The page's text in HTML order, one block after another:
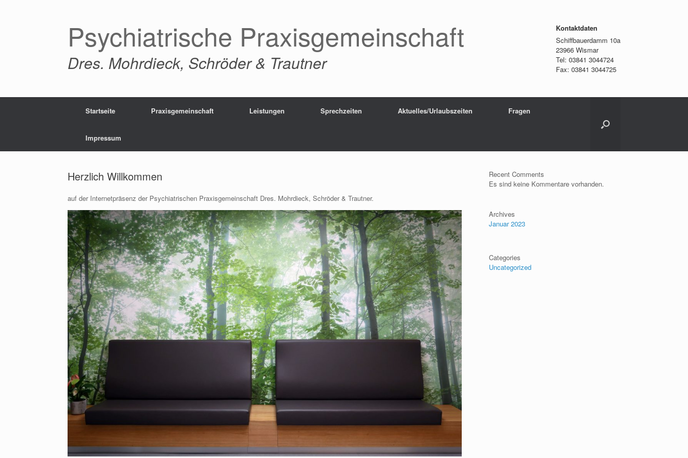
Psychiatrische Praxisgemeinschaft
Dres. Mohrdieck, Schröder & Trautner
Kontaktdaten
Schiffbauerdamm 10a
23966 Wismar
Tel: 03841 3044724
Fax: 03841 3044725
Startseite Praxisgemeinschaft Leistungen Sprechzeiten Aktuelles/Urlaubszeiten Fragen
Impressum
Herzlich Willkommen
auf der Internetpräsenz der Psychiatrischen Praxisgemeinschaft Dres. Mohrdieck, Schröder & Trautner.
Recent Comments
Es sind keine Kommentare vorhanden.
Archives
Januar 2023
Categories
Uncategorized